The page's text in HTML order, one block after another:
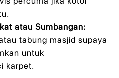
atau Sumbangan:
tabung masjid supaya
untuk
karpet.